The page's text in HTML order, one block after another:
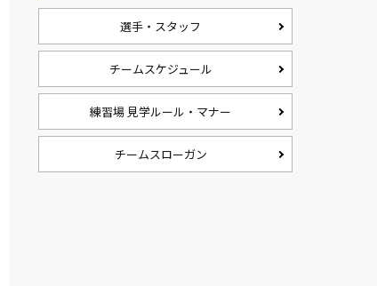
選手・スタッフ
チームスケジュール
練習場 見学ルール・マナー
チームスローガン